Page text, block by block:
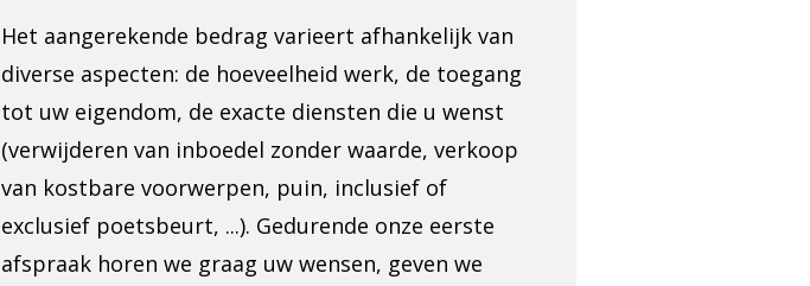
Het aangerekende bedrag varieert afhankelijk van
diverse aspecten: de hoeveelheid werk, de toegang
tot uw eigendom, de exacte diensten die u wenst
(verwijderen van inboedel zonder waarde, verkoop
van kostbare voorwerpen, puin, inclusief of
exclusief poetsbeurt, ...). Gedurende onze eerste
afspraak horen we graag uw wensen, geven we